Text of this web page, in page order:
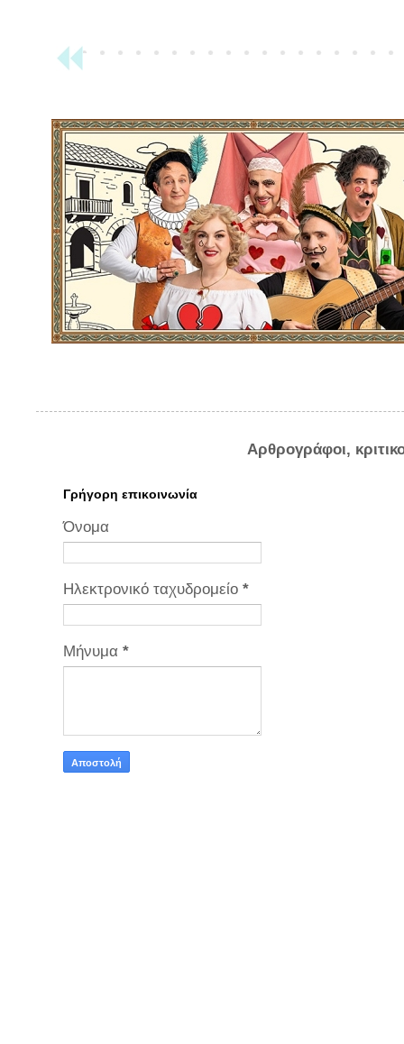
Αρθρογράφοι,
Γρήγορη επικοινωνία
Όνομα
Ηλεκτρονικό ταχυδρομείο *
Μήνυμα *